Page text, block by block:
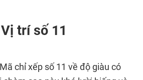
trí số 11
chỉ xếp số 11 về độ giàu có